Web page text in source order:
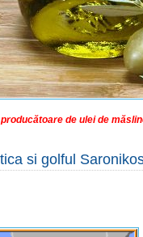
de ulei de
si golful